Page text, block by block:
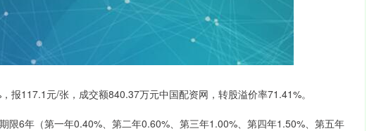
报117.1元/张，成交额840.37万元中国配资网，转股溢价率71.41%。
限6年（第一年0.40%、第二年0.60%、第三年1.00%、第四年1.50%、第五年
200.89 1.42% 沪深300 4694.44 43.13